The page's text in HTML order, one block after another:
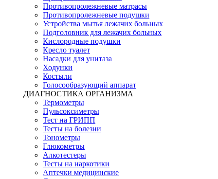
Противопролежневые матрасы
Противопролежневые подушки
Устройства мытья лежачих больных
Подголовник для лежачих больных
Кислородные подушки
Кресло туалет
Насадки для унитаза
Ходунки
Костыли
Голосообразующий аппарат
ДИАГНОСТИКА ОРГАНИЗМА
Термометры
Пульсоксиметры
Тест на ГРИПП
Тесты на болезни
Тонометры
Глюкометры
Алкотестеры
Тесты на наркотики
Аптечки медицинские